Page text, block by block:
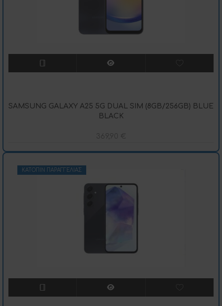
SAMSUNG GALAXY A25 5G DUAL SIM (8GB/256GB) BLUE
BLACK
369,90 €
ΚΑΤΌΠΙΝ ΠΑΡΑΓΓΕΛΊΑΣ